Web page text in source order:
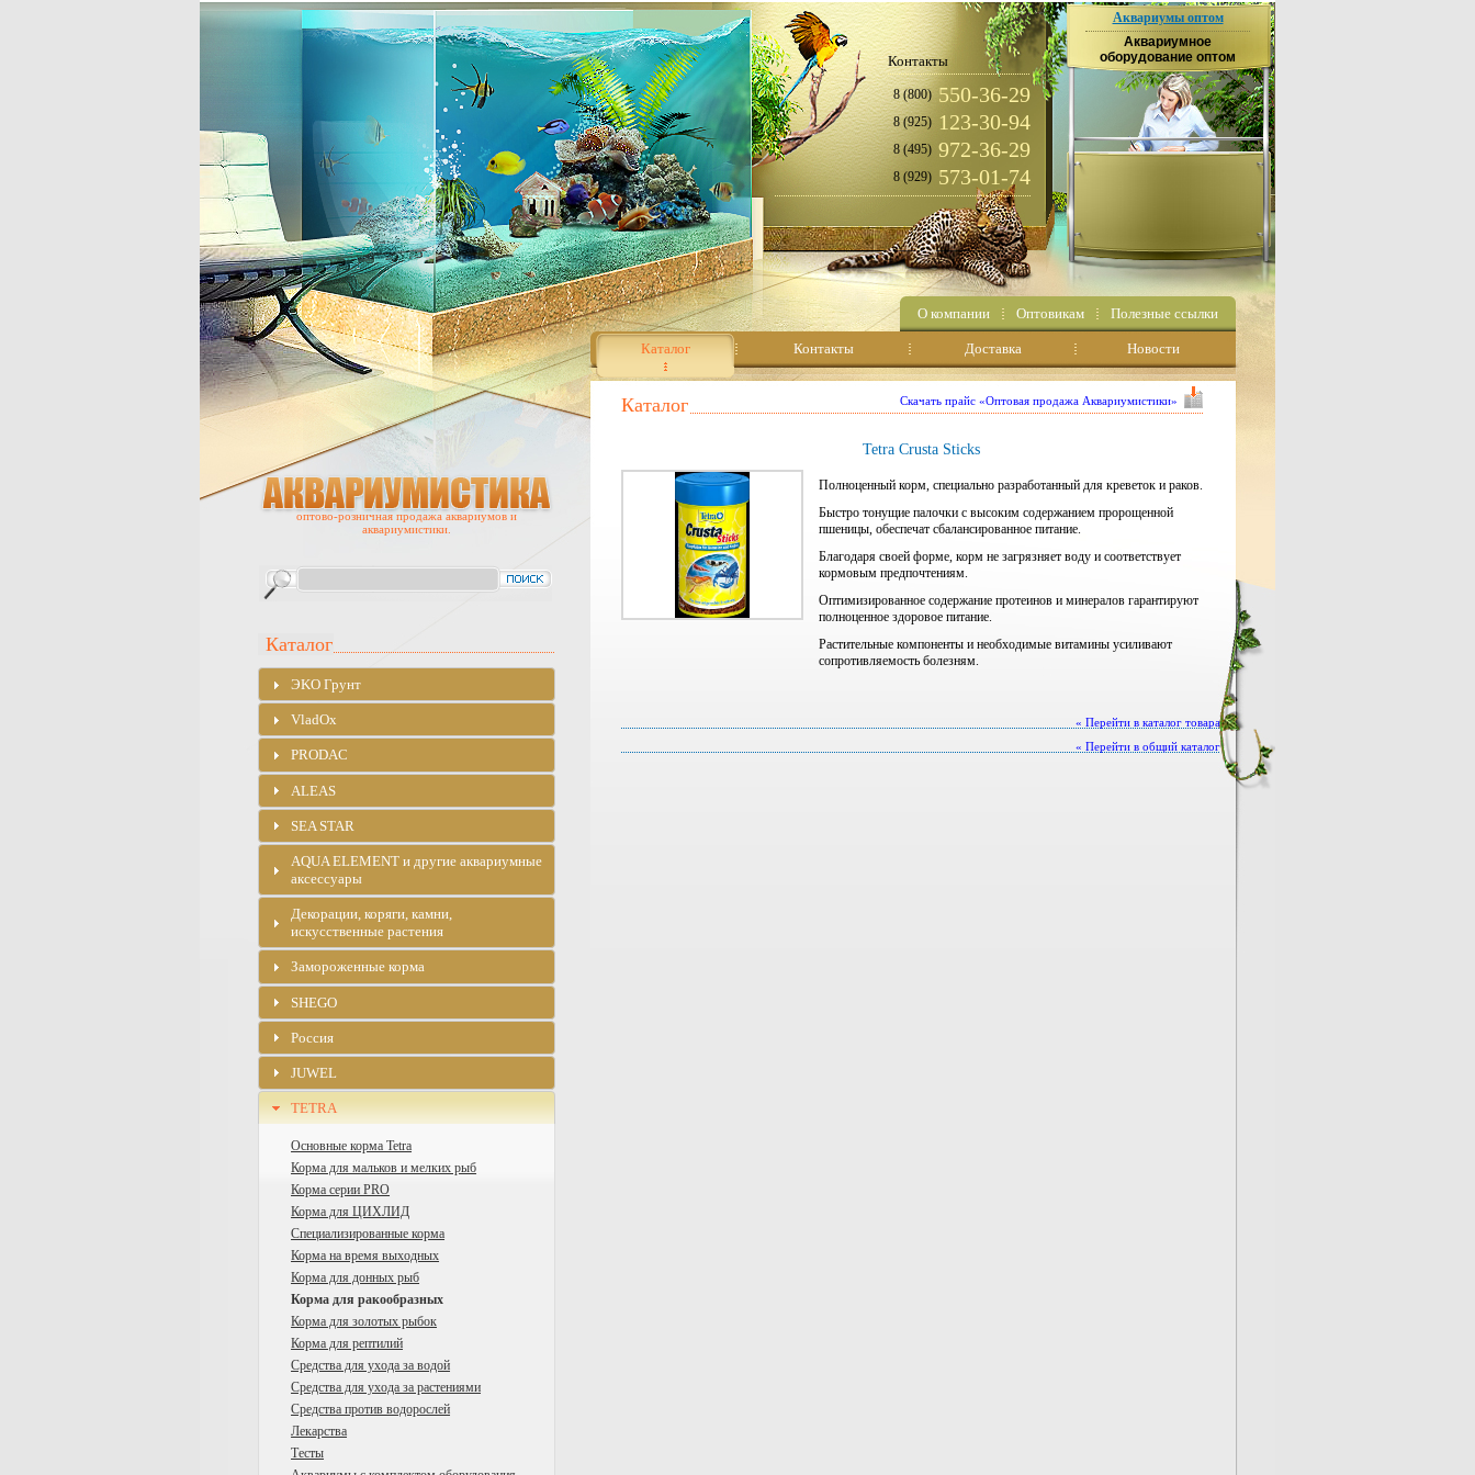
Контакты
8 (800) 550-36-29
8 (925) 123-30-94
8 (495) 972-36-29
8 (929) 573-01-74
Аквариумы оптом
Аквариумное
оборудование оптом
О компании Оптовикам Полезные ссылки
Каталог Контакты Доставка Новости
Каталог Скачать прайс «Оптовая продажа Аквариумистики»
Tetra Crusta Sticks
Полноценный корм, специально разработанный для креветок и раков.
Быстро тонущие палочки с высоким содержанием пророщенной
пшеницы, обеспечат сбалансированное питание.
Благодаря своей форме, корм не загрязняет воду и соответствует
кормовым предпочтениям.
Оптимизированное содержание протеинов и минералов гарантируют
полноценное здоровое питание.
Растительные компоненты и необходимые витамины усиливают
сопротивляемость болезням.
« Перейти в каталог товара
« Перейти в общий каталог
оптово-розничная продажа аквариумов и
аквариумистики.
Каталог
ЭKO Грунт
VladOx
PRODAC
ALEAS
SEA STAR
AQUA ELEMENT и другие аквариумные
аксессуары
Декорации, коряги, камни,
искусственные растения
Замороженные корма
SHEGO
Россия
JUWEL
TETRA
Основные корма Tetra
Корма для мальков и мелких рыб
Корма серии PRO
Корма для ЦИХЛИД
Специализированные корма
Корма на время выходных
Корма для донных рыб
Корма для ракообразных
Корма для золотых рыбок
Корма для рептилий
Средства для ухода за водой
Средства для ухода за растениями
Средства против водорослей
Лекарства
Тесты